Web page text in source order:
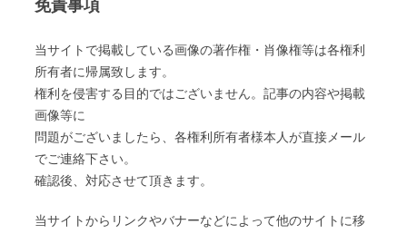
免責事項
当サイトで掲載している画像の著作権・肖像権等は各権利
所有者に帰属致します。
権利を侵害する目的ではございません。記事の内容や掲載
画像等に
問題がございましたら、各権利所有者様本人が直接メール
でご連絡下さい。
確認後、対応させて頂きます。
当サイトからリンクやバナーなどによって他のサイトに移